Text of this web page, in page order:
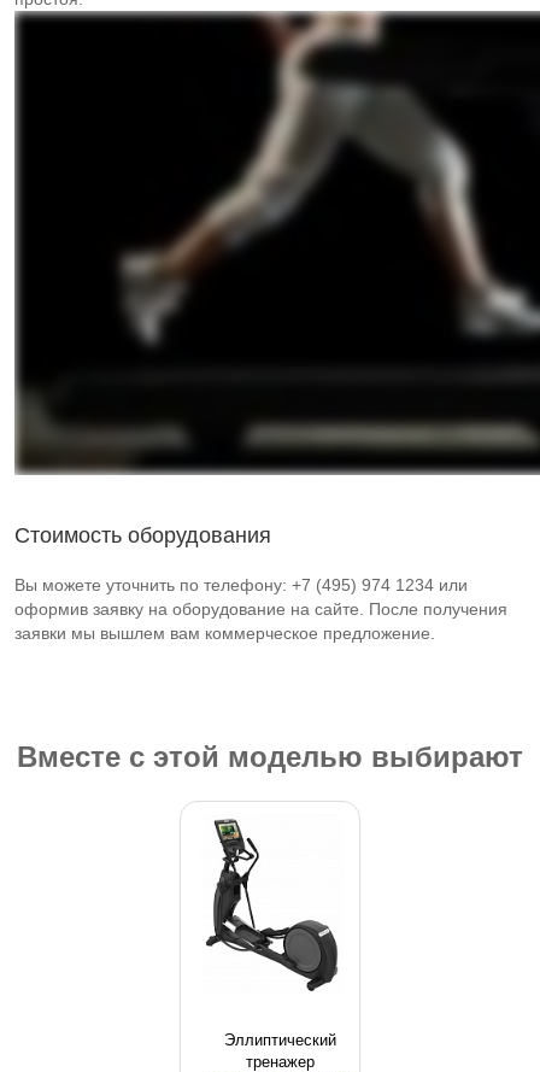
Стоимость оборудования
Вы можете уточнить по телефону: +7 (495) 974 1234 или
оформив заявку на оборудование на сайте. После получения
заявки мы вышлем вам коммерческое предложение.
Вместе с этой моделью выбирают
Эллиптический
тренажер